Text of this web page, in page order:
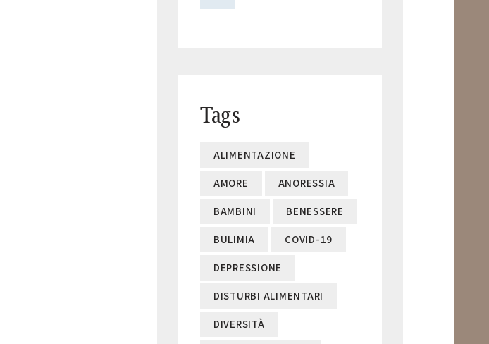
Tags
ALIMENTAZIONE
AMORE ANORESSIA
BAMBINI BENESSERE
BULIMIA COVID-19
DEPRESSIONE
DISTURBI ALIMENTARI
DIVERSITÀ